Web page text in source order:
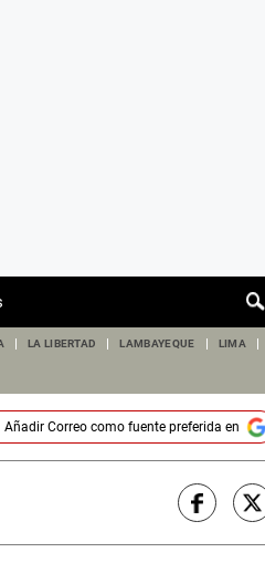
LA LIBERTAD LAMBAYEQUE LIMA
Añadir Correocomo fuente preferida en